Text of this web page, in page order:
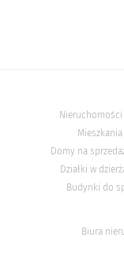
Nieruchomości
Domy na
Działki w
Budynki do
Biura